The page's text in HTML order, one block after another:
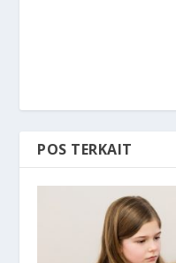
POS TERKAIT